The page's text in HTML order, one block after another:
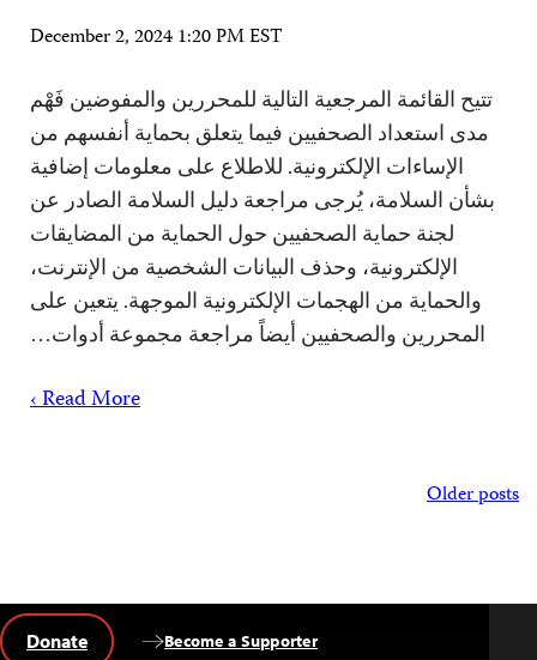
December 2, 2024 1:20 PM EST
تتيح القائمة المرجعية التالية للمحررين والمفوضين فَهْم
مدى استعداد الصحفيين فيما يتعلق بحماية أنفسهم من
الإساءات الإلكترونية. للاطلاع على معلومات إضافية
بشأن السلامة، يُرجى مراجعة دليل السلامة الصادر عن
لجنة حماية الصحفيين حول الحماية من المضايقات
الإلكترونية، وحذف البيانات الشخصية من الإنترنت،
والحماية من الهجمات الإلكترونية الموجهة. يتعين على
المحررين والصحفيين أيضاً مراجعة مجموعة أدوات…
Read More ›
Posts
Older posts
Become a Supporter
Donate